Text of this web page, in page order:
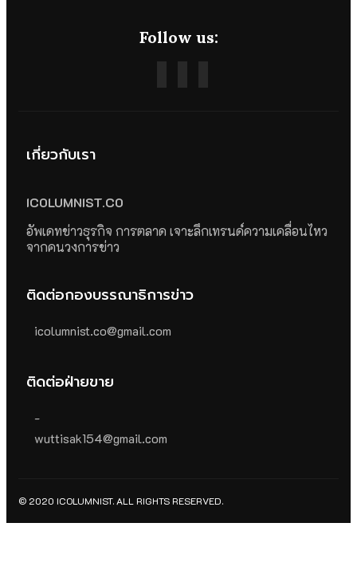
Follow us:
เกี่ยวกับเรา
ICOLUMNIST.CO
อัพเดทข่าวธุรกิจ การตลาด เจาะลึกเทรนด์ความเคลื่อนไหว
จากคนวงการข่าว
ติดต่อกองบรรณาธิการข่าว
icolumnist.co@gmail.com
ติดต่อฝ่ายขาย
-
wuttisak154@gmail.com
© 2020 ICOLUMNIST. ALL RIGHTS RESERVED.